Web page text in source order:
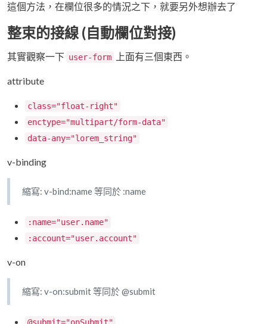
這個方法，在欄位很多的情況之下，就要另外想辦去了
整束的接線 (自動欄位對接)
其實觀察一下 user-form 上面有三個東西。
attribute
class="float-right"
enctype="multipart/form-data"
data-any="lorem_string"
v-binding
縮寫: v-bind:name 等同於 :name
:name="user.name"
:account="user.account"
v-on
縮寫: v-on:submit 等同於 @submit